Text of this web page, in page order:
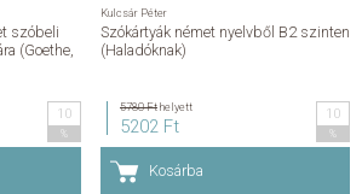
szóbeli
(Goethe,
10
Kulcsár Péter
Szókártyák német nyelvből B2 szinten
(Haladóknak)
5780 Fthelyett
5202 Ft
10
Kosárba
SZABÁLYZAT